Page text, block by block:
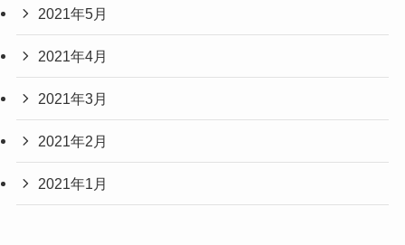
2021年5月
2021年4月
2021年3月
2021年2月
2021年1月